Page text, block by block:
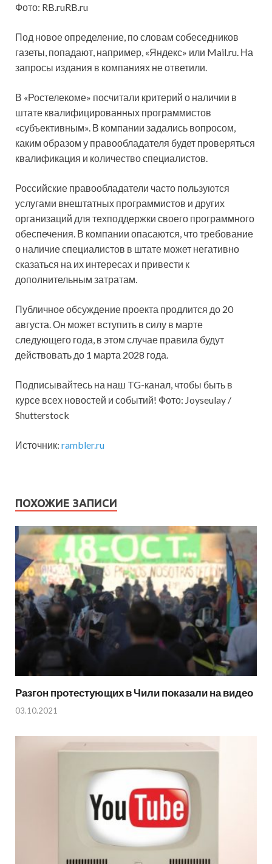
Фото: RB.ruRB.ru
Под новое определение, по словам собеседников
газеты, попадают, например, «Яндекс» или Mail.ru. На
запросы издания в компаниях не ответили.
В «Ростелекоме» посчитали критерий о наличии в
штате квалифицированных программистов
«субъективным». В компании задались вопросом,
каким образом у правообладателя будет проверяться
квалификация и количество специалистов.
Российские правообладатели часто пользуются
услугами внештатных программистов и других
организаций для техподдержки своего программного
обеспечения. В компании опасаются, что требование
о наличие специалистов в штате может негативно
сказаться на их интересах и привести к
дополнительным затратам.
Публичное обсуждение проекта продлится до 20
августа. Он может вступить в силу в марте
следующего года, в этом случае правила будут
действовать до 1 марта 2028 года.
Подписывайтесь на наш TG-канал, чтобы быть в
курсе всех новостей и событий! Фото: Joyseulay /
Shutterstock
Источник: rambler.ru
ПОХОЖИЕ ЗАПИСИ
Разгон протестующих в Чили показали на видео
03.10.2021